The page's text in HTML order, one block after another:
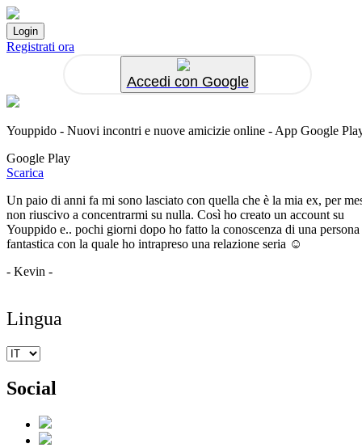
Registrati ora
Accedi con Google
Youppido - Nuovi incontri e nuove amicizie online - App Google
Google Play
Scarica
Un paio di anni fa mi sono lasciato con quella che è la mia ex, per
non riuscivo a concentrarmi su nulla. Così ho creato un account su
Youppido e.. pochi giorni dopo ho fatto la conoscenza di una persona
fantastica con la quale ho intrapreso una relazione seria ☺️
- Kevin -
Lingua
Social